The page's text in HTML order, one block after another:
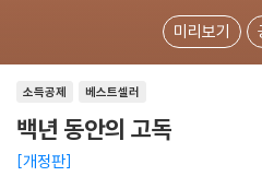
미리보기
소득공제 베스트셀러
백년 동안의 고독
개정판